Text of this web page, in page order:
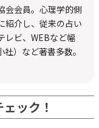
会員。心理学的側
紹介し、従来の占い
レビ、WEBなど幅
）など著書多数。
ック！